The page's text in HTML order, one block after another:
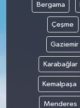
Bergama
Çeşme
Gaziemir
Karabağlar
Kemalpaşa
Menderes